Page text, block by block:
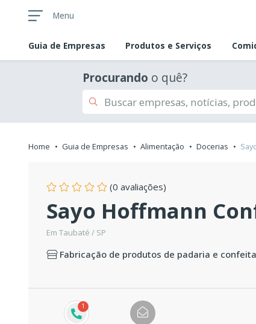
Menu
Guia de Empresas Produtos e Serviços
Procurando o quê?
Home Guia de Empresas Alimentação Docerias
(0 avaliações)
Sayo Hoffmann
Em Taubaté / SP
Fabricação de produtos de padaria e
1